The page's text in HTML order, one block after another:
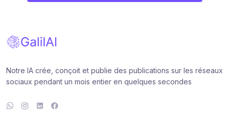
Notre IA crée, conçoit et publie des publications sur les réseaux
sociaux pendant un mois entier en quelques secondes